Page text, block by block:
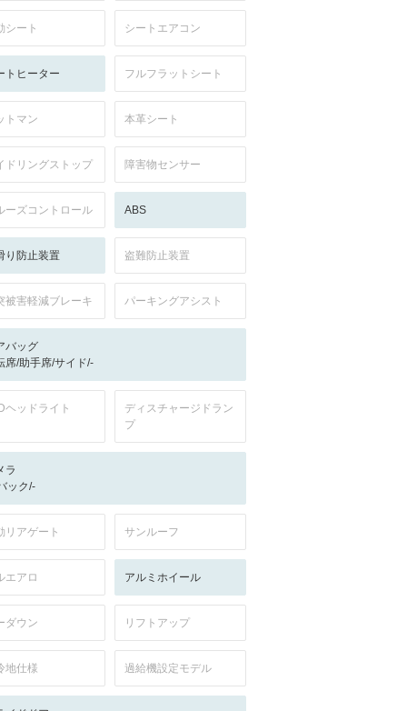
シート シートエアコン
トヒーター フルフラットシート
トマン 本革シート
ドリングストップ 障害物センサー
ーズコントロール ABS
り防止装置 盗難防止装置
被害軽減ブレーキ パーキングアシスト
バッグ
席/助手席/サイド/-
ヘッドライト
ディスチャージドラン
プ
ラ
ック/-
リアゲート サンルーフ
エアロ アルミホイール
ダウン リフトアップ
地仕様 過給機設定モデル